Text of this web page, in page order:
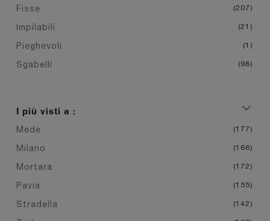
Fisse 207
Impilabili 21
Pieghevoli 1
Sgabelli 98
I più visti a :
Mede 177
Milano 166
Mortara 172
Pavia 155
Stradella 142